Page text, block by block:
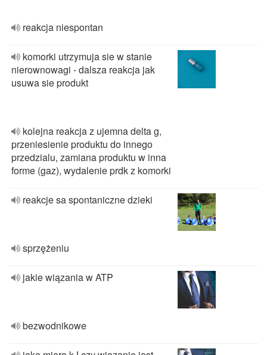
reakcja niespontan
komorki utrzymuja sie w stanie
nierownowagi - dalsza reakcja jak
usuwa sie produkt
kolejna reakcja z ujemna delta g,
przeniesienie produktu do innego
przedzialu, zamiana produktu w inna
forme (gaz), wydalenie prdk z komorki
reakcje sa spontaniczne dzieki
sprzężeniu
jakie wiązania w ATP
bezwodnikowe